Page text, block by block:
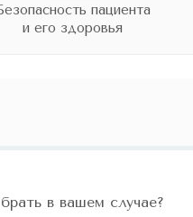
пациента
и его здоровья
в вашем случае?